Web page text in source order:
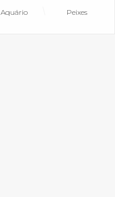
Aquário Peixes